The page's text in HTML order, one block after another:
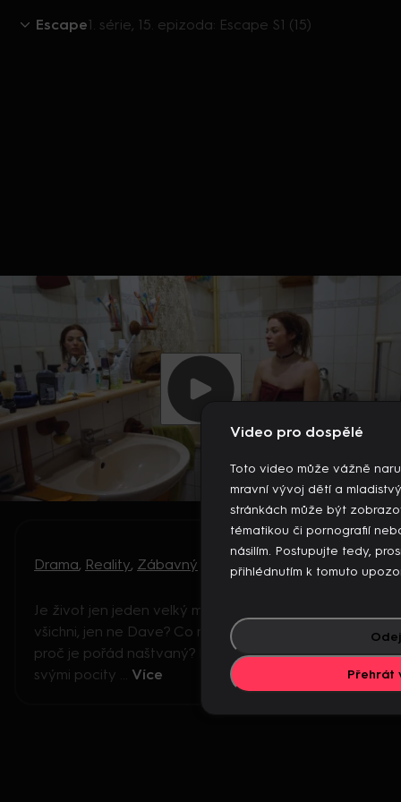
Video pro dospělé
Toto video může vážně
mravní vývoj dětí a
stránkách může být
tématikou či pornografií
násilím. Postupujte tedy,
přihlédnutím k tomuto
Přehrát
Escape1. série, 15. epizoda: Escape S1 (15)
Aktuálně je přehráváno příliš mnoho videí současně.
Pokud chcete pokračovat v přehrávání na tomto
zařízení, ukončete přehrávání na jiných zařízeních.
Více o limitu změn zařízení
Drama, Reality, Zábavný
Je život jen jeden velký mejdan, nebo se baví
všichni, jen ne Dave? Co mu vadí, proč se trápí a
proč je pořád naštvaný? Dave žárlí, neví si rady se
svými pocity ... Více